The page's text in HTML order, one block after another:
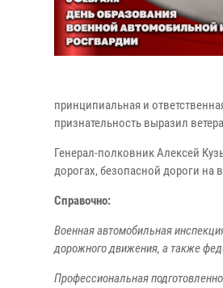
принципиальная и
признательность выразил
Генерал-полковник Алексей
дорогах, безопасной дороги на
Справочно:
Военная автомобильная
дорожного движения, а также
Профессиональная